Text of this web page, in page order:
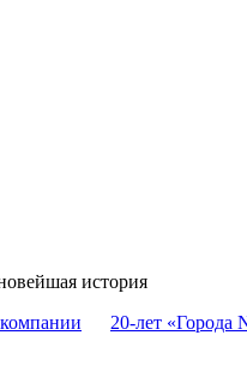
история
20-лет «Города